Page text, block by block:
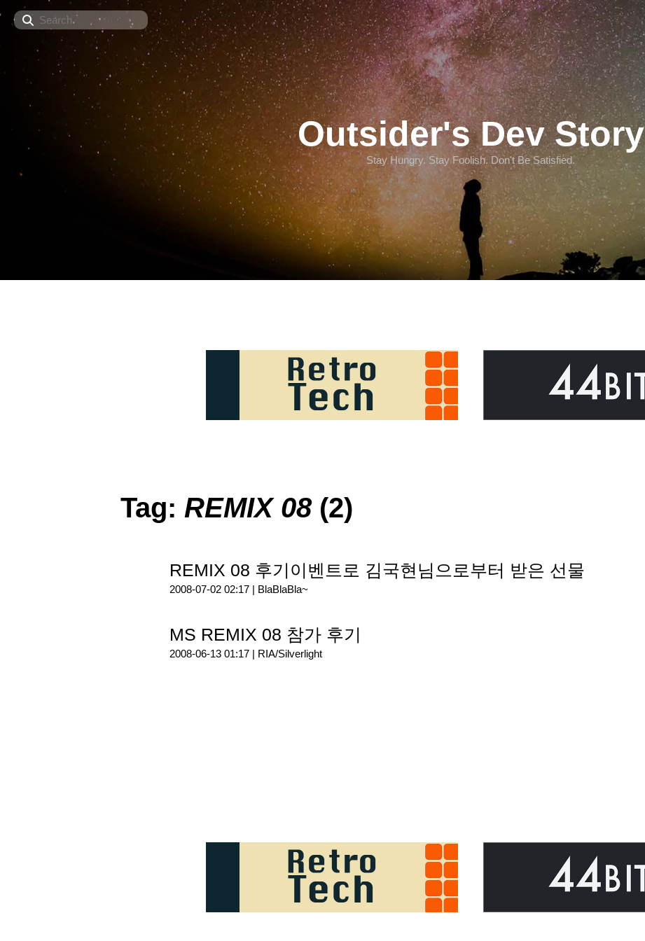
Search
Outsider's Dev Story
Stay Hungry. Stay Foolish. Don't Be Satisfied.
Tag: REMIX 08(2)
REMIX 08 후기이벤트로 김국현님으로부터 받은 선물
2008-07-02 02:17 | BlaBlaBla~
MS REMIX 08 참가 후기
2008-06-13 01:17 | RIA/Silverlight